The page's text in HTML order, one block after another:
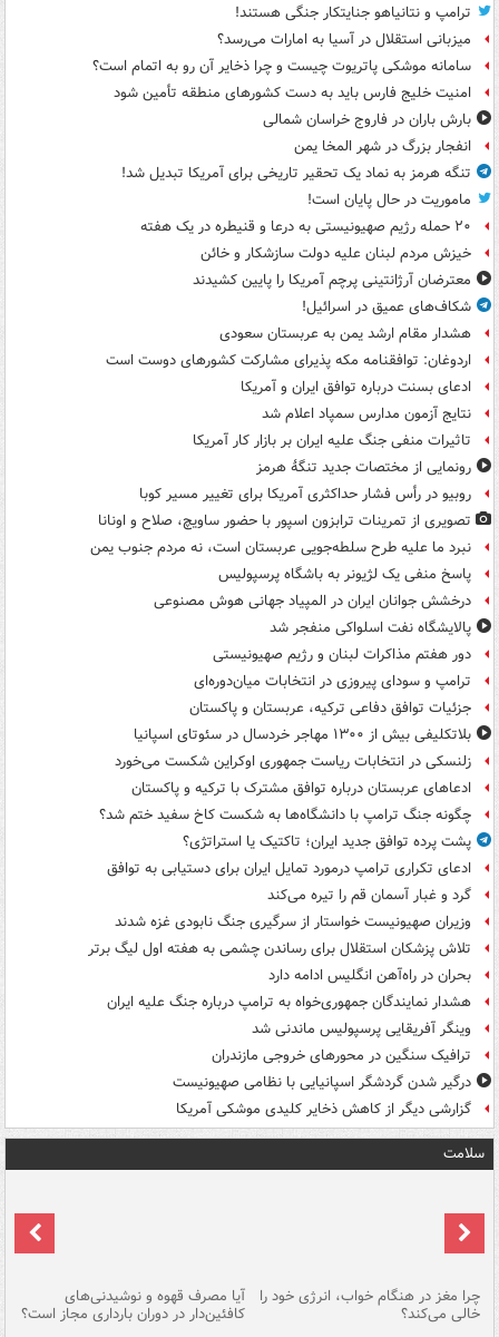
ترامپ و نتانیاهو جنایتکار جنگی هستند!
میزبانی استقلال در آسیا به امارات می‌رسد؟
سامانه موشکی پاتریوت چیست و چرا ذخایر آن رو به اتمام است؟
امنیت خلیج فارس باید به دست کشورهای منطقه تأمین شود
بارش باران در فاروج خراسان شمالی
انفجار بزرگ در شهر المخا یمن
تنگه هرمز به نماد یک تحقیر تاریخی برای آمریکا تبدیل شد!
ماموریت در حال پایان است!
۲۰ حمله رژیم صهیونیستی به درعا و قنیطره در یک هفته
خیزش مردم لبنان علیه دولت سازشکار و خائن
معترضان آرژانتینی پرچم آمریکا را پایین کشیدند
شکاف‌های عمیق در اسرائیل!
هشدار مقام ارشد یمن به عربستان سعودی
اردوغان: توافقنامه مکه پذیرای مشارکت کشورهای دوست است
ادعای بسنت درباره توافق ایران و آمریکا
نتایج آزمون مدارس سمپاد اعلام شد
تاثیرات منفی جنگ علیه ایران بر بازار کار آمریکا
رونمایی از مختصات جدید تنگۀ هرمز
روبیو در رأس فشار حداکثری آمریکا برای تغییر مسیر کوبا
تصویری از تمرینات ترابزون اسپور با حضور ساویچ، صلاح و اونانا
نبرد ما علیه طرح سلطه‌جویی عربستان است، نه مردم جنوب یمن
پاسخ منفی یک لژیونر به باشگاه پرسپولیس
درخشش جوانان ایران در المپیاد جهانی هوش مصنوعی
پالایشگاه نفت اسلواکی منفجر شد
دور هفتم مذاکرات لبنان و رژیم صهیونیستی
ترامپ و سودای پیروزی در انتخابات میان‌دوره‌ای
جزئیات توافق دفاعی ترکیه، عربستان و پاکستان
بلاتکلیفی بیش از ۱۳۰۰ مهاجر خردسال در سئوتای اسپانیا
زلنسکی در انتخابات ریاست جمهوری اوکراین شکست می‌خورد
ادعاهای عربستان درباره توافق مشترک با ترکیه و پاکستان
چگونه جنگ ترامپ با دانشگاه‌ها به شکست کاخ سفید ختم شد؟
پشت پرده توافق جدید ایران؛ تاکتیک یا استراتژی؟
ادعای تکراری ترامپ درمورد تمایل ایران برای دستیابی به توافق
گرد و غبار آسمان قم را تیره می‌کند
وزیران صهیونیست خواستار از سرگیری جنگ نابودی غزه شدند
تلاش پزشکان استقلال برای رساندن چشمی به هفته اول لیگ برتر
بحران در راه‌آهن انگلیس ادامه دارد
هشدار نمایندگان جمهوری‌خواه به ترامپ درباره جنگ علیه ایران
وینگر آفریقایی پرسپولیس ماندنی شد
ترافیک سنگین در محورهای خروجی مازندران
درگیر شدن گردشگر اسپانیایی با نظامی صهیونیست
گزارشی دیگر از کاهش ذخایر کلیدی موشکی آمریکا
سلامت
چرا مغز در هنگام خواب، انرژی خود را
خالی می‌کند؟
آیا مصرف قهوه و نوشیدنی‌های
کافئین‌دار در دوران بارداری مجاز است؟